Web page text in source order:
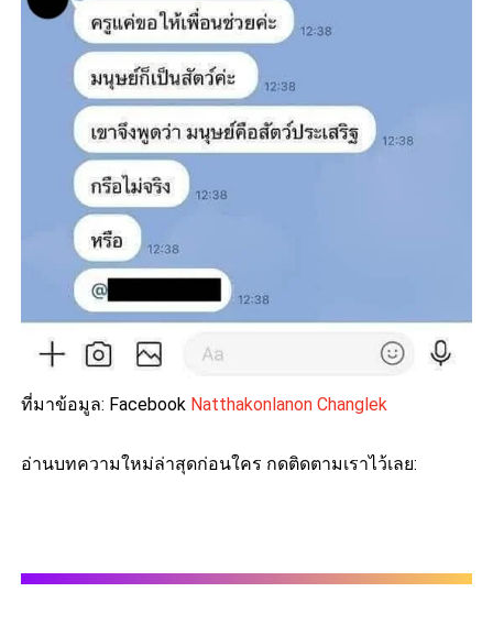
ที่มาข้อมูล: Facebook Natthakonlanon Changlek
อ่านบทความใหม่ล่าสุดก่อนใคร กดติดตามเราไว้เลย: